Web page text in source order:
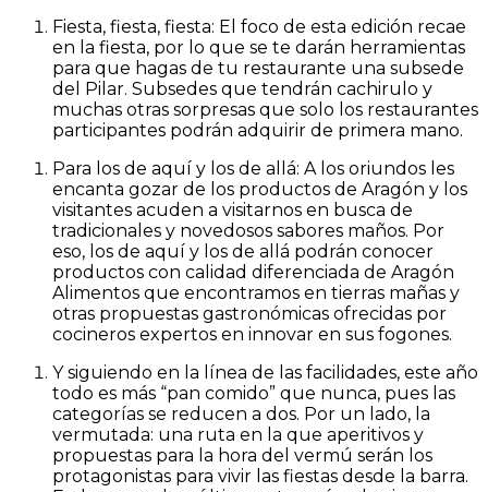
Fiesta, fiesta, fiesta: El foco de esta edición recae
en la fiesta, por lo que se te darán herramientas
para que hagas de tu restaurante una subsede
del Pilar. Subsedes que tendrán cachirulo y
muchas otras sorpresas que solo los restaurantes
participantes podrán adquirir de primera mano.
Para los de aquí y los de allá: A los oriundos les
encanta gozar de los productos de Aragón y los
visitantes acuden a visitarnos en busca de
tradicionales y novedosos sabores maños. Por
eso, los de aquí y los de allá podrán conocer
productos con calidad diferenciada de Aragón
Alimentos que encontramos en tierras mañas y
otras propuestas gastronómicas ofrecidas por
cocineros expertos en innovar en sus fogones.
Y siguiendo en la línea de las facilidades, este año
todo es más “pan comido” que nunca, pues las
categorías se reducen a dos. Por un lado, la
vermutada: una ruta en la que aperitivos y
propuestas para la hora del vermú serán los
protagonistas para vivir las fiestas desde la barra.